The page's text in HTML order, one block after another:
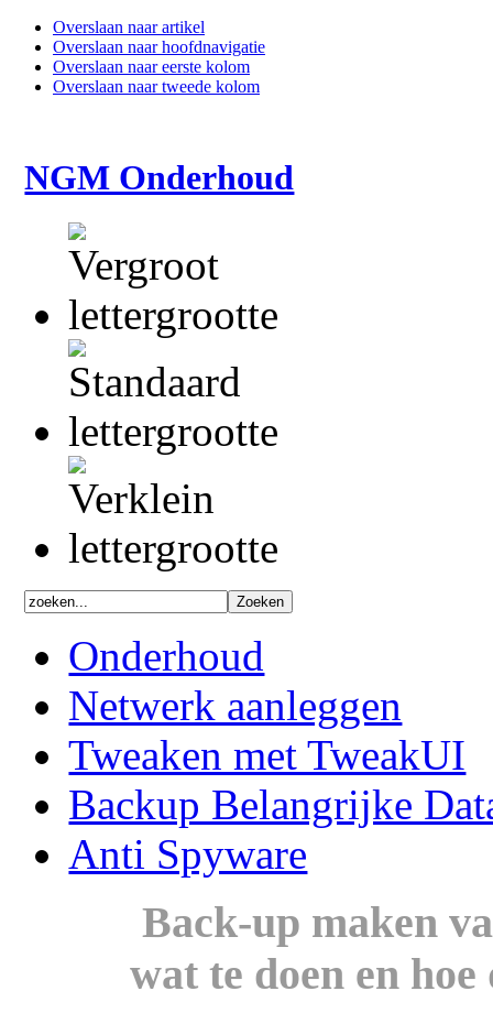
Overslaan naar artikel
Overslaan naar hoofdnavigatie
Overslaan naar eerste kolom
Overslaan naar tweede kolom
NGM Onderhoud
Onderhoud
Netwerk aanleggen
Tweaken met TweakUI
Backup Belangrijke
Anti Spyware
Back-up maken
wat te doen en